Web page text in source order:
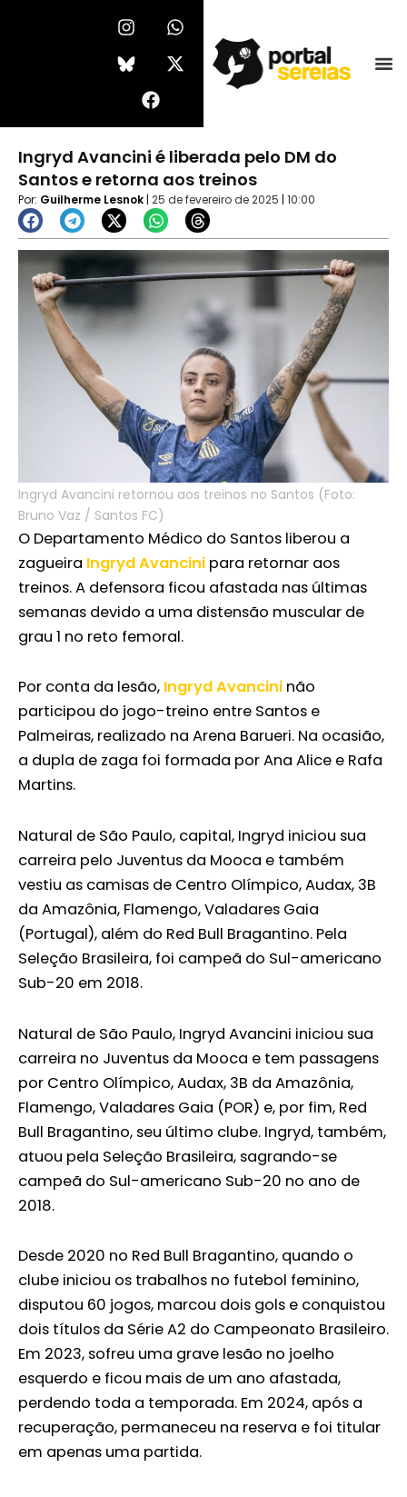
I
n
s
t
r
a
m
W
h
a
t
p
p
X
-
t
w
t
e
r
b
o
o
k
Ingryd Avancini é liberada pelo DM do
Santos e retorna aos treinos
Por: Guilherme Lesnok | 25 de fevereiro de 2025 | 10:00
Ingryd Avancini retornou aos treinos no Santos (Foto:
Bruno Vaz / Santos FC)
O Departamento Médico do Santos liberou a
zagueira Ingryd Avancini para retornar aos
treinos. A defensora ficou afastada nas últimas
semanas devido a uma distensão muscular de
grau 1 no reto femoral.
Por conta da lesão, Ingryd Avancini não
participou do jogo-treino entre Santos e
Palmeiras, realizado na Arena Barueri. Na ocasião,
a dupla de zaga foi formada por Ana Alice e Rafa
Martins.
Natural de São Paulo, capital, Ingryd iniciou sua
carreira pelo Juventus da Mooca e também
vestiu as camisas de Centro Olímpico, Audax, 3B
da Amazônia, Flamengo, Valadares Gaia
(Portugal), além do Red Bull Bragantino. Pela
Seleção Brasileira, foi campeã do Sul-americano
Sub-20 em 2018.
Natural de São Paulo, Ingryd Avancini iniciou sua
carreira no Juventus da Mooca e tem passagens
por Centro Olímpico, Audax, 3B da Amazônia,
Flamengo, Valadares Gaia (POR) e, por fim, Red
Bull Bragantino, seu último clube. Ingryd, também,
atuou pela Seleção Brasileira, sagrando-se
campeã do Sul-americano Sub-20 no ano de
2018.
Desde 2020 no Red Bull Bragantino, quando o
clube iniciou os trabalhos no futebol feminino,
disputou 60 jogos, marcou dois gols e conquistou
dois títulos da Série A2 do Campeonato Brasileiro.
Em 2023, sofreu uma grave lesão no joelho
esquerdo e ficou mais de um ano afastada,
perdendo toda a temporada. Em 2024, após a
recuperação, permaneceu na reserva e foi titular
em apenas uma partida.